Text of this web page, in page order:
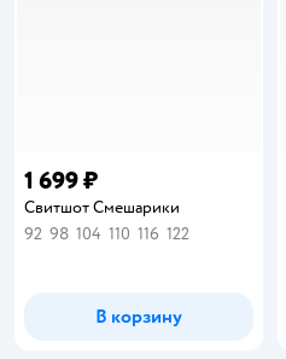
1 699 ₽
Свитшот Смешарики
92 98 104 110 116 122
В корзину